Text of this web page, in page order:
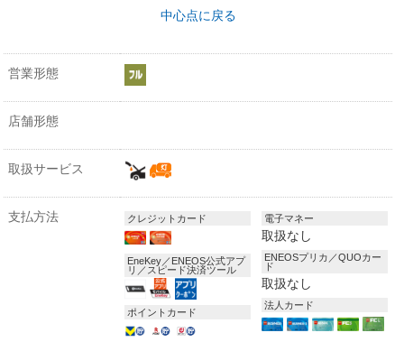
中心点に戻る
営業形態
店舗形態
取扱サービス
支払方法 クレジットカード
EneKey／ENEOS公式アプ
リ／スピード決済ツール
ポイントカード
電子マネー
取扱なし
ENEOSプリカ／QUOカー
ド
取扱なし
法人カード